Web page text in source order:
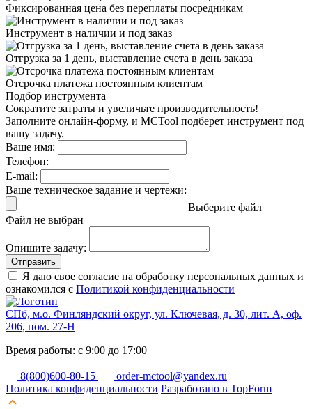
Фиксированная цена без переплаты посредникам
Инструмент в наличии и под заказ
Отгрузка за 1 день, выставление счета в день заказа
Отсрочка платежа постоянным клиентам
Подбор инструмента
Сократите затраты и увеличьте производительность!
Заполните онлайн-форму, и MCTool подберет инструмент под
вашу задачу.
Ваше имя:
Телефон:
E-mail:
Ваше техническое задание и чертежи:
Выберите файл
Файл не выбран
Опишите задачу:
Отправить
Я даю свое согласие на обработку персональных данных и
ознакомился с Политикой конфиденциальности
СПб, м.о. Финляндский округ, ул. Ключевая, д. 30, лит. А, оф.
206, пом. 27-Н
Время работы: с 9:00 до 17:00
8(800)600-80-15
order-mctool@yandex.ru
Политика конфиденциальности Разработано в TopForm